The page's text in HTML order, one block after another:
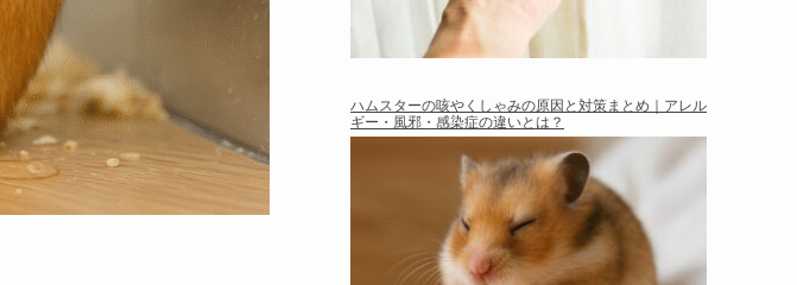
ハムスターの咳やくしゃみの原因と対策まとめ｜アレル
ギー・風邪・感染症の違いとは？